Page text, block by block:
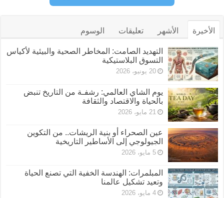
الأخيرة الأشهر تعليقات الوسوم
التهديد الصامت: المخاطر الصحية والبيئية لأكياس
التسوق البلاستيكية
20 يونيو، 2026
يوم الشاي العالمي: رشفـة من التاريخ تنبض
بالحياة والاقتصاد والثقافة
21 مايو، 2026
عين الصحراء أو بنية الريشات.. من التكوين
الجيولوجي إلى الأساطير التاريخية
5 مايو، 2026
المبلمرات: الهندسة الخفية التي تصنع الحياة
وتعيد تشكيل عالمنا
4 مايو، 2026